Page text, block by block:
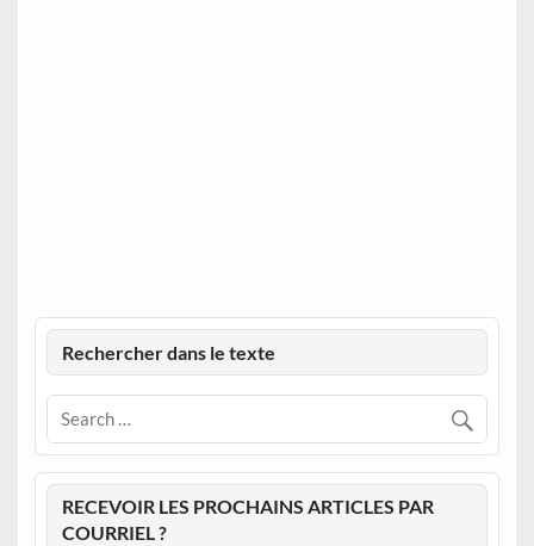
Rechercher dans le texte
RECEVOIR LES PROCHAINS ARTICLES PAR
COURRIEL ?